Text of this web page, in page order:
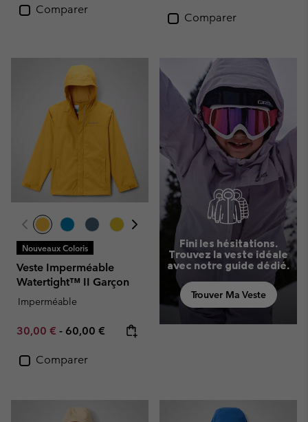
Comparer
Comparer
Nouveaux Coloris
Veste Imperméable
Watertight™ II Garçon
Imperméable
Minimum sale price:
30,00 € - Maximum price:
60,00 €
Comparer
Fini les hésitations.
Trouvez la veste idéale
avec notre guide dédié.
Trouver Ma Veste